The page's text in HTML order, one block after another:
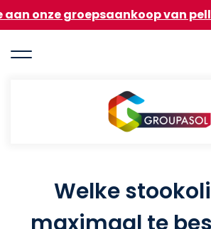
en
de
onze groepsaankoop van pellets
Groupasol
Welke